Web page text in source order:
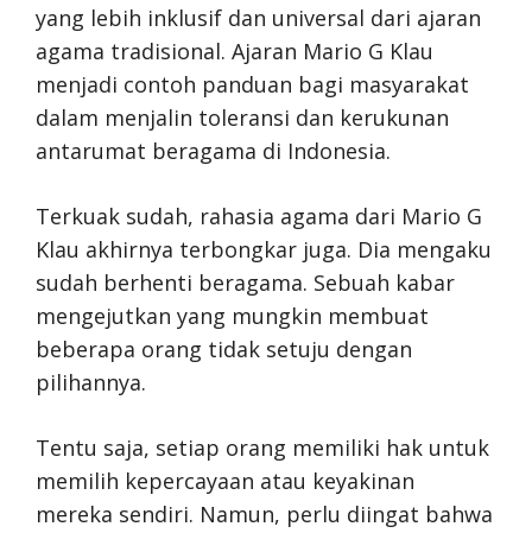
yang lebih inklusif dan universal dari ajaran
agama tradisional. Ajaran Mario G Klau
menjadi contoh panduan bagi masyarakat
dalam menjalin toleransi dan kerukunan
antarumat beragama di Indonesia.
Terkuak sudah, rahasia agama dari Mario G
Klau akhirnya terbongkar juga. Dia mengaku
sudah berhenti beragama. Sebuah kabar
mengejutkan yang mungkin membuat
beberapa orang tidak setuju dengan
pilihannya.
Tentu saja, setiap orang memiliki hak untuk
memilih kepercayaan atau keyakinan
mereka sendiri. Namun, perlu diingat bahwa